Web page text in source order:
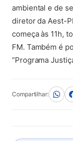
ambiental e de
diretor da Aest-
começa às 11h,
FM. Também é
“Programa
Compartilhar: